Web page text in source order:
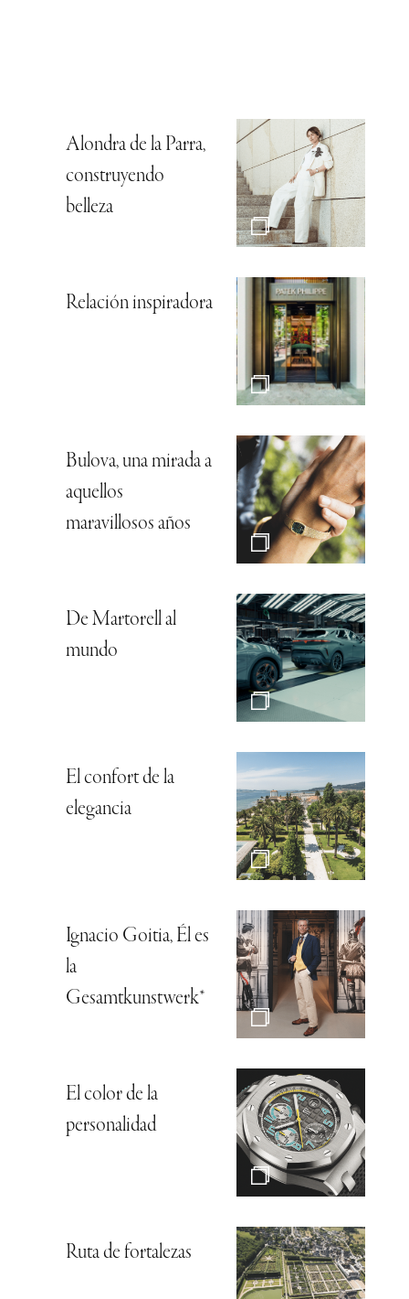
Alondra de la Parra,
construyendo
belleza
Relación inspiradora
Bulova, una mirada a
aquellos
maravillosos años
De Martorell al
mundo
El confort de la
elegancia
Ignacio Goitia, Él es
la
Gesamtkunstwerk*
El color de la
personalidad
Ruta de fortalezas